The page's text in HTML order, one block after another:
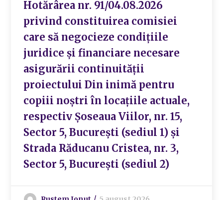
Hotărârea nr. 91/04.08.2026
privind constituirea comisiei
care să negocieze condițiile
juridice și financiare necesare
asigurării continuității
proiectului Din inimă pentru
copiii noștri în locațiile actuale,
respectiv Șoseaua Viilor, nr. 15,
Sector 5, București (sediul 1) și
Strada Răducanu Cristea, nr. 3,
Sector 5, București (sediul 2)